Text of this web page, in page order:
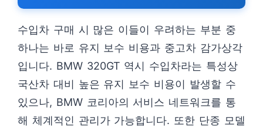
수입차 구매 시 많은 이들이 우려하는 부분 중
하나는 바로 유지 보수 비용과 중고차 감가상각
입니다. BMW 320GT 역시 수입차라는 특성상
국산차 대비 높은 유지 보수 비용이 발생할 수
있으나, BMW 코리아의 서비스 네트워크를 통
해 체계적인 관리가 가능합니다. 또한 단종 모델